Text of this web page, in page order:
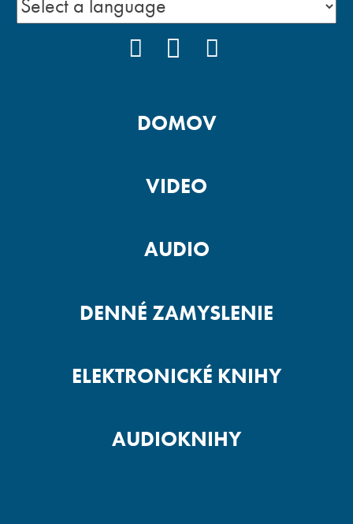
FACEBOOK
YOUTUBE
DOMOV
VIDEO
AUDIO
DENNÉ ZAMYSLENIE
ELEKTRONICKÉ KNIHY
AUDIOKNIHY